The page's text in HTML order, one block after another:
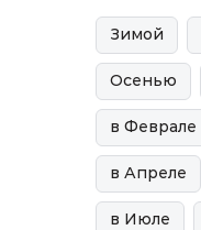
Зимой
Осенью
в Феврале
в Апреле
в Июле